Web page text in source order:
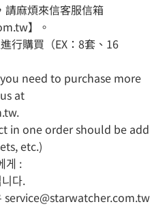
麻煩來信客服信箱
】。
行購買（EX：8套、16
need to purchase more
at
.
in one order should be add
etc.)
게 :
다.
service@starwatcher.com.tw